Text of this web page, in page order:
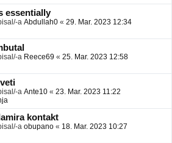
essentially
a Abdullah0 « 29. Mar. 2023 12:34
a Reece69 « 25. Mar. 2023 12:58
a Ante10 « 23. Mar. 2023 11:22
kontakt
a obupano « 18. Mar. 2023 10:27